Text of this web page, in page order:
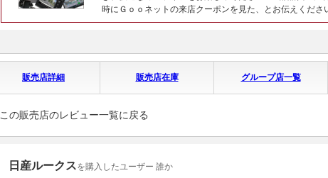
時にＧｏｏネットの来店クーポンを見た、とお伝えくださ
販売店詳細 販売店在庫 グループ店一覧
この販売店のレビュー一覧に戻る
日産ルークスを購入したユーザー 誰か